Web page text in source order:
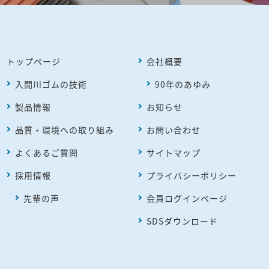
トップページ
入間川ゴムの技術
製品情報
品質・環境への取り組み
よくあるご質問
採用情報
先輩の声
会社概要
90年のあゆみ
お知らせ
お問い合わせ
サイトマップ
プライバシーポリシー
会員ログインページ
SDSダウンロード